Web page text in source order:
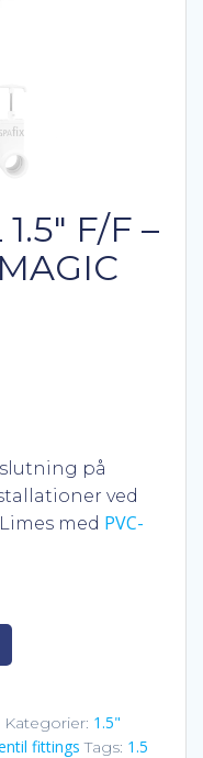
F/F –
på
ved
med PVC-
Kategorier: 1.5"
fittings Tags: 1.5